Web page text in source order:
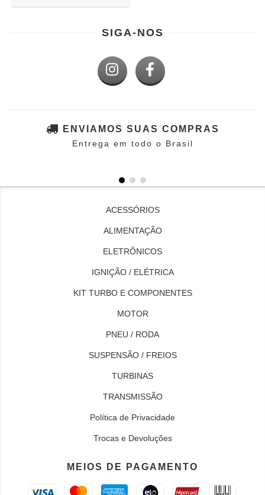
SIGA-NOS
ENVIAMOS SUAS COMPRAS
Entrega em todo o Brasil
ACESSÓRIOS
ALIMENTAÇÃO
ELETRÔNICOS
IGNIÇÃO / ELÉTRICA
KIT TURBO E COMPONENTES
MOTOR
PNEU / RODA
SUSPENSÃO / FREIOS
TURBINAS
TRANSMISSÃO
Política de Privacidade
Trocas e Devoluções
MEIOS DE PAGAMENTO